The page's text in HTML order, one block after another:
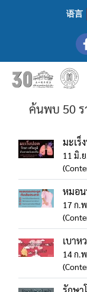
语言
ค้นพบ 50 ร
มะเร็
11 มิ.
หมอน
17 ก.
เบาห
14 ก.